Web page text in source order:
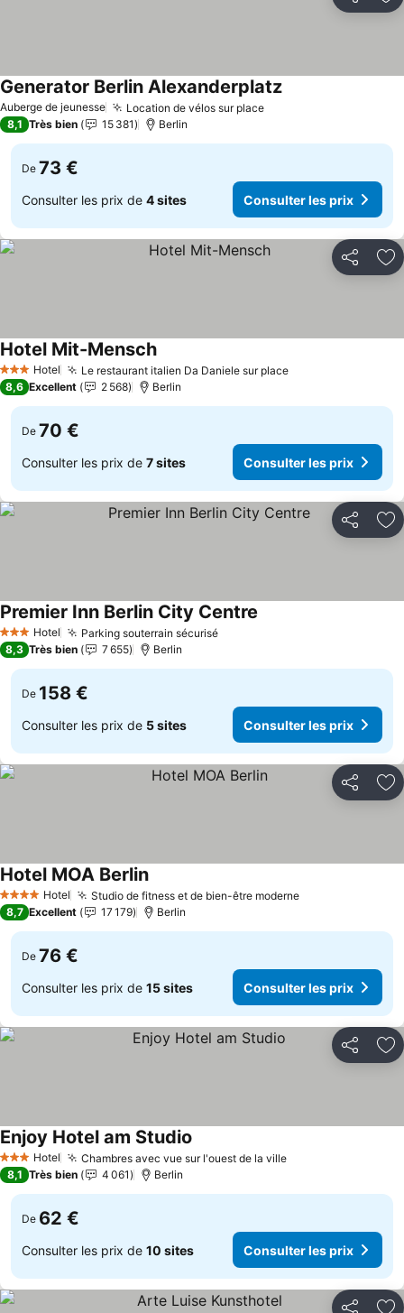
Auberge de jeunesse Location de vélos sur place
Generator Berlin Alexanderplatz
8,1 Très bien 15 381 Berlin
De 73 €
Consulter les prix de 4 sites Consulter les prix
Partager
3 ÉtoilesHotel Le restaurant italien Da Daniele sur place
Hotel Mit-Mensch
8,6 Excellent 2 568 Berlin
De 70 €
Consulter les prix de 7 sites Consulter les prix
Partager
3 ÉtoilesHotel Parking souterrain sécurisé
Premier Inn Berlin City Centre
8,3 Très bien 7 655 Berlin
De 158 €
Consulter les prix de 5 sites Consulter les prix
Partager
4 Étoiles Hotel Studio de fitness et de bien-être moderne
Hotel MOA Berlin
8,7 Excellent 17 179 Berlin
De 76 €
Consulter les prix de 15 sites Consulter les prix
Partager
3 ÉtoilesHotel Chambres avec vue sur l'ouest de la ville
Enjoy Hotel am Studio
8,1 Très bien 4 061 Berlin
De 62 €
Consulter les prix de 10 sites Consulter les prix